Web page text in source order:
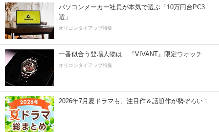
パソコンメーカー社員が本気で選ぶ「10万円台PC3
選」
オリコンタイアップ特集
一番似合う登場人物は…『VIVANT』限定ウオッチ
オリコンタイアップ特集
2026年7月夏ドラマも、注目作＆話題作が勢ぞろい！